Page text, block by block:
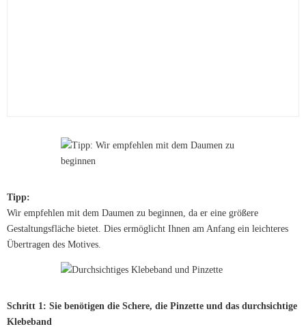
Tipp:
Wir empfehlen mit dem Daumen zu beginnen, da er eine größere
Gestaltungsfläche bietet. Dies ermöglicht Ihnen am Anfang ein leichteres
Übertragen des Motives.
Schritt 1: Sie benötigen die Schere, die Pinzette und das durchsichtige
Klebeband